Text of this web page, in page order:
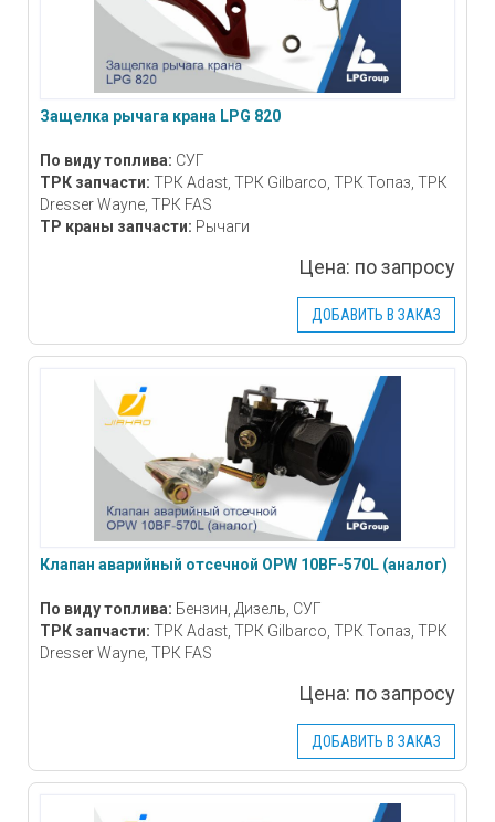
Защелка рычага крана LPG 820
По виду топлива: СУГ
ТРК запчасти: ТРК Adast, ТРК Gilbarco, ТРК Топаз, ТРК
Dresser Wayne, ТРК FAS
ТР краны запчасти: Рычаги
Цена: по запросу
ДОБАВИТЬ В ЗАКАЗ
Клапан аварийный отсечной OPW 10BF-570L (аналог)
По виду топлива: Бензин, Дизель, СУГ
ТРК запчасти: ТРК Adast, ТРК Gilbarco, ТРК Топаз, ТРК
Dresser Wayne, ТРК FAS
Цена: по запросу
ДОБАВИТЬ В ЗАКАЗ